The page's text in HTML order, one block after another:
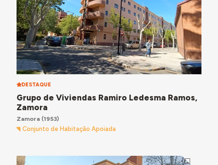
DESTAQUE
Grupo de Viviendas Ramiro Ledesma Ramos,
Zamora
Zamora(1953)
Conjunto de Habitação Apoiada